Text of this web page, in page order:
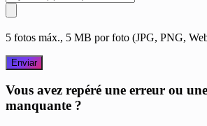
5 fotos máx., 5 MB por foto (JPG, PNG,
Enviar
Vous avez repéré une erreur ou
manquante ?